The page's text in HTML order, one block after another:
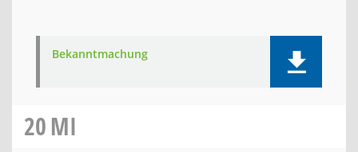
Bekanntmachung
20MI